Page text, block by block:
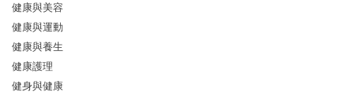
健康與美容
健康與運動
健康與養生
健康護理
健身與健康